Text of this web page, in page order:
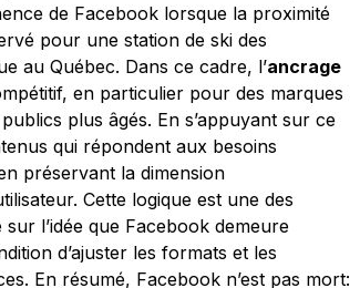
de Facebook lorsque la proximité
pour une station de ski des
au Québec. Dans ce cadre, l’ancrage
en particulier pour des marques
plus âgés. En s’appuyant sur ce
qui répondent aux besoins
préservant la dimension
Cette logique est une des
sur l’idée que Facebook demeure
d’ajuster les formats et les
En résumé, Facebook n’est pas mort: